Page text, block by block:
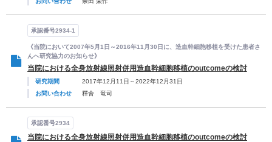
承認番号2934-1
《当院において2007年5月1日～2016年11月30日に、造血幹細胞移植を受けた患者さ
んへ研究協力のお知らせ》
当院における全身放射線照射併用造血幹細胞移植のoutcomeの検討
研究期間
2017年12月11日～2022年12月31日
お問い合わせ
釋舍 竜司
承認番号2934
当院における全身放射線照射併用造血幹細胞移植のoutcomeの検討